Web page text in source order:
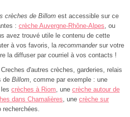
crèches de Billom est accessible sur ce
: crèche Auvergne-Rhône-Alpes, ou
avez trouvé utile le contenu de cette
à vos favoris, la recommandersur votre
la diffuser par courriel à vos contacts !
d'autres crèches, garderies, relais
de Billom, comme par exemple : une
crèches à Riom, une crèche autour de
dans Chamalières, une crèche sur
recherchées.